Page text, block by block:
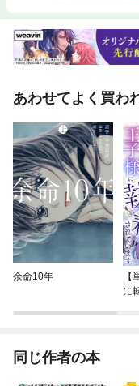
あわせてよく買わ
余命10年
に
同じ作者の本